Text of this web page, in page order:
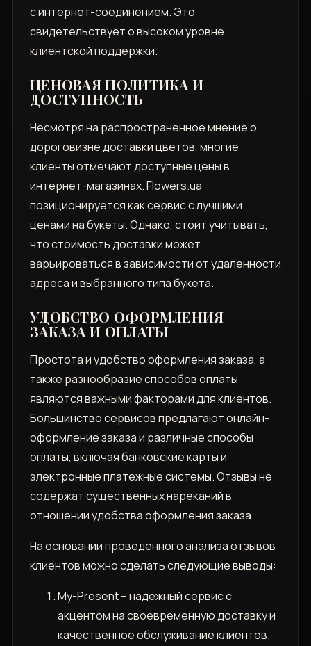
с интернет-соединением. Это
свидетельствует о высоком уровне
клиентской поддержки.
ЦЕНОВАЯ ПОЛИТИКА И
ДОСТУПНОСТЬ
Несмотря на распространенное мнение о
дороговизне доставки цветов, многие
клиенты отмечают доступные цены в
интернет-магазинах. Flowers.ua
позиционируется как сервис с лучшими
ценами на букеты. Однако, стоит учитывать,
что стоимость доставки может
варьироваться в зависимости от удаленности
адреса и выбранного типа букета.
УДОБСТВО ОФОРМЛЕНИЯ
ЗАКАЗА И ОПЛАТЫ
Простота и удобство оформления заказа, а
также разнообразие способов оплаты
являются важными факторами для клиентов.
Большинство сервисов предлагают онлайн-
оформление заказа и различные способы
оплаты, включая банковские карты и
электронные платежные системы. Отзывы не
содержат существенных нареканий в
отношении удобства оформления заказа.
На основании проведенного анализа отзывов
клиентов можно сделать следующие выводы:
My-Present – надежный сервис с
акцентом на своевременную доставку и
качественное обслуживание клиентов.